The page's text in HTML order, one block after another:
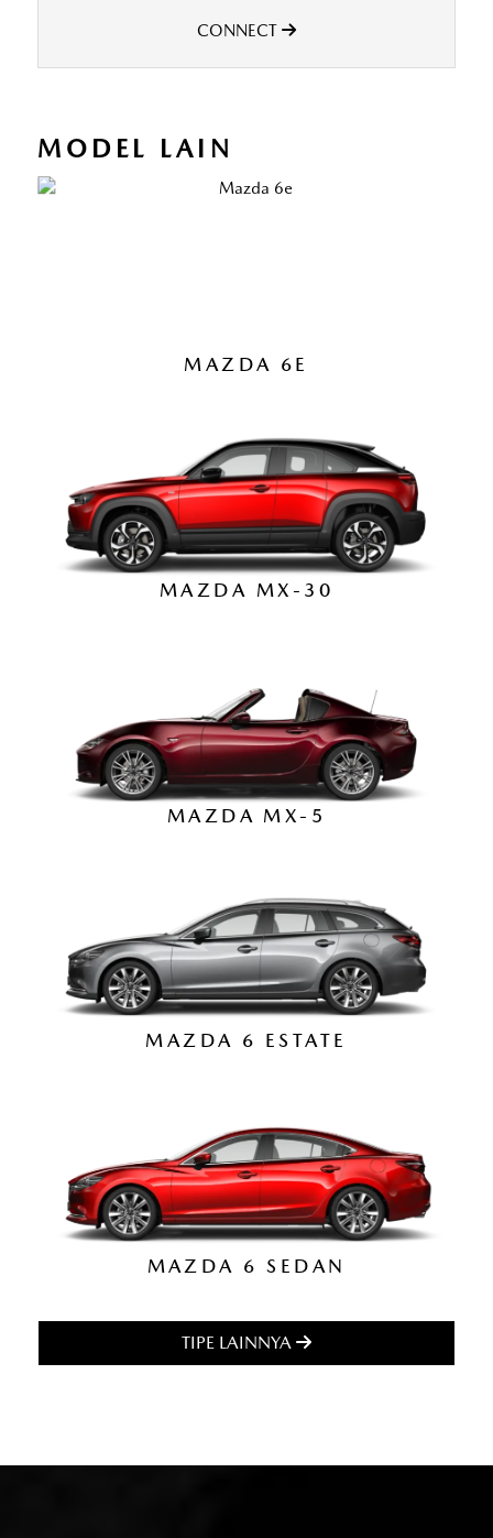
CONNECT
MODEL LAIN
MAZDA 6E
MAZDA MX-30
MAZDA MX-5
MAZDA 6 ESTATE
MAZDA 6 SEDAN
TIPE LAINNYA